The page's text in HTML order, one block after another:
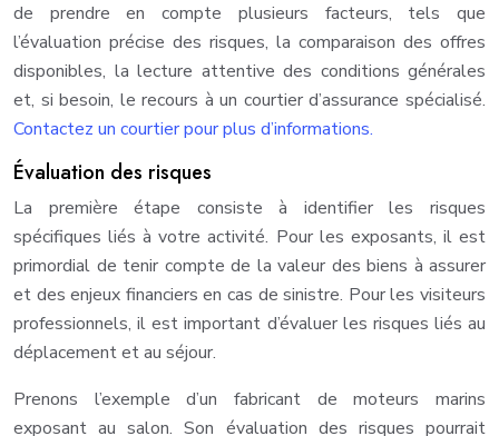
de prendre en compte plusieurs facteurs, tels que
l’évaluation précise des risques, la comparaison des offres
disponibles, la lecture attentive des conditions générales
et, si besoin, le recours à un courtier d’assurance spécialisé.
Contactez un courtier pour plus d’informations.
Évaluation des risques
La première étape consiste à identifier les risques
spécifiques liés à votre activité. Pour les exposants, il est
primordial de tenir compte de la valeur des biens à assurer
et des enjeux financiers en cas de sinistre. Pour les visiteurs
professionnels, il est important d’évaluer les risques liés au
déplacement et au séjour.
Prenons l’exemple d’un fabricant de moteurs marins
exposant au salon. Son évaluation des risques pourrait